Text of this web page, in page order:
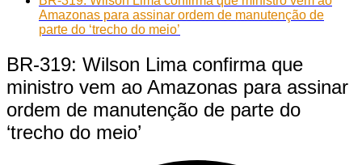
Amazonas para assinar ordem de manutenção de
parte do ‘trecho do meio’
BR-319: Wilson Lima confirma que
ministro vem ao Amazonas para assinar
ordem de manutenção de parte do
‘trecho do meio’